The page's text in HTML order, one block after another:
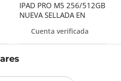
IPAD PRO M5 256/512GB
NUEVA SELLADA EN
Cuenta verificada